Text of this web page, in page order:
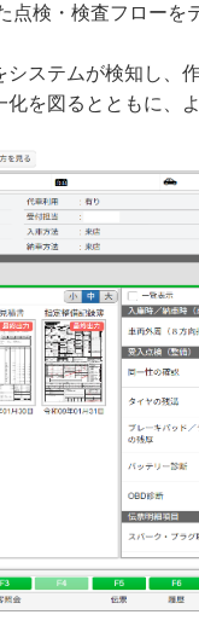
検・検査フローを
ステムが検知し、
を図るとともに、